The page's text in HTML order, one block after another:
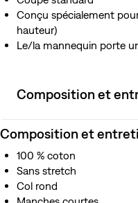
Conçu spécialement
hauteur)
Le/la mannequin porte
Composition et
Composition et
100 % coton
Sans stretch
Col rond